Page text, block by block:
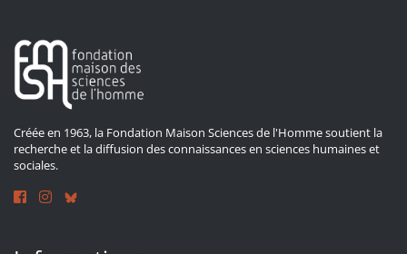
Créée en 1963, la Fondation Maison Sciences de l'Homme soutient la
recherche et la diffusion des connaissances en sciences humaines et
sociales.